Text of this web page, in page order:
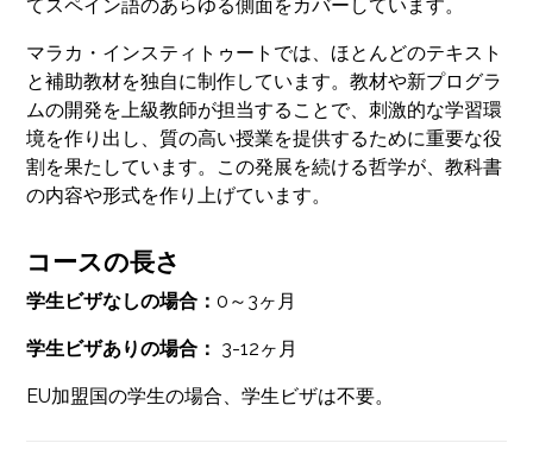
てスペイン語のあらゆる側面をカバーしています。
マラカ・インスティトゥートでは、ほとんどのテキスト
と補助教材を独自に制作しています。教材や新プログラ
ムの開発を上級教師が担当することで、刺激的な学習環
境を作り出し、質の高い授業を提供するために重要な役
割を果たしています。この発展を続ける哲学が、教科書
の内容や形式を作り上げています。
コースの長さ
学生ビザなしの場合：0～3ヶ月
学生ビザありの場合： 3-12ヶ月
EU加盟国の学生の場合、学生ビザは不要。